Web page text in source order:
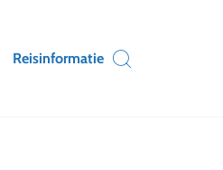
Reisinformatie